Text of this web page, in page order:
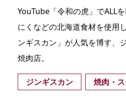
YouTube「令和の虎」でALL
にくなどの北海道食材を使用
ンギスカン」が人気を博す、
焼肉店。
ジンギスカン 焼肉・